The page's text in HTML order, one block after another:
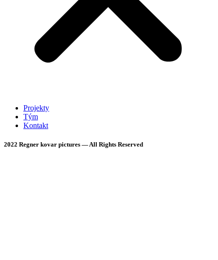
Projekty
Tým
Kontakt
2022 Regner kovar pictures — All Rights Reserved